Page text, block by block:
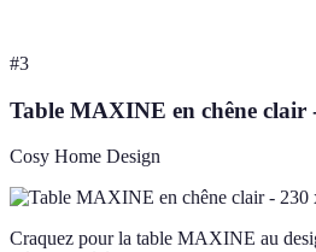
#3
Table MAXINE en chêne clair
Cosy Home Design
Craquez pour la table MAXINE au